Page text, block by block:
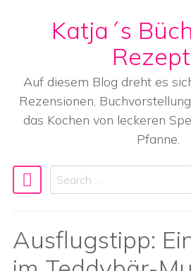
Skip to content
Katja´s
Auf diesem Blog dreht es
Rezensionen,
das Kochen von leckeren
Pfanne.
Main Navigation
Search
Ausflugstipp: